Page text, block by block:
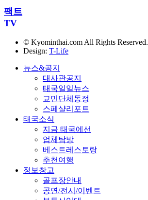
팩트
TV
© Kyominthai.com All Rights Reserved.
Design: T-Life
뉴스&공지
대사관공지
태국일일뉴스
교민단체동정
스페샬리포트
태국소식
지금 태국에선
업체탐방
베스트레스토랑
추천여행
정보창고
골프장안내
공연/전시/이벤트